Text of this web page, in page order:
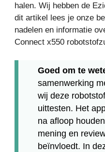
halen. Wij hebben de
dit artikel lees je onze
nadelen en informatie
Connect x550
Goed om te
samenwerking
wij deze
uittesten. Het
na afloop
mening en
beïnvloedt. In